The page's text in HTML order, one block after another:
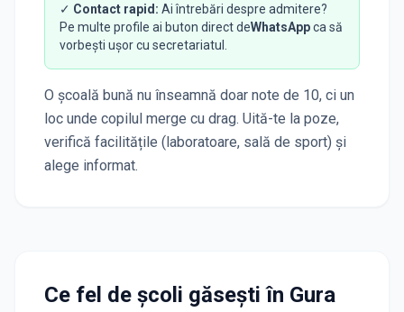
✓ Contact rapid: Ai întrebări despre admitere?
Pe multe profile ai buton direct deWhatsAppca să
vorbești ușor cu secretariatul.
O școală bună nu înseamnă doar note de 10, ci un
loc unde copilul merge cu drag. Uită-te la poze,
verifică facilitățile (laboratoare, sală de sport) și
alege informat.
Ce fel de școli găsești în Gura